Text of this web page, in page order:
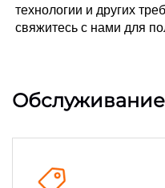
технологии и других
свяжитесь с нами для
Обслуживание